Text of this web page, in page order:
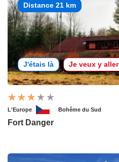
Distance 21 km
J'étais là Je veux y aller
L'Europe Bohême du Sud
Fort Danger